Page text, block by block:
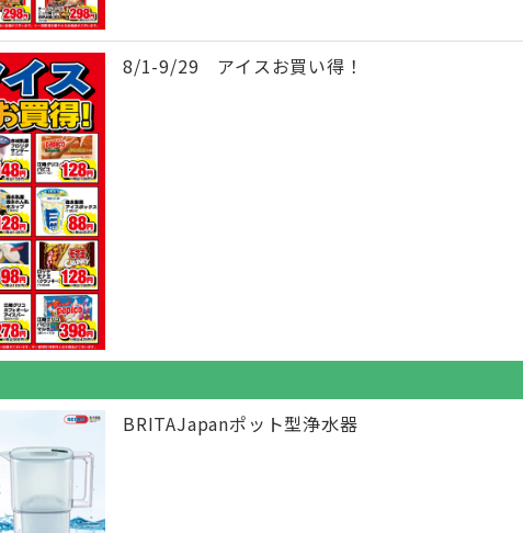
8/1-9/29 アイスお買い得！
BRITAJapanポット型浄水器